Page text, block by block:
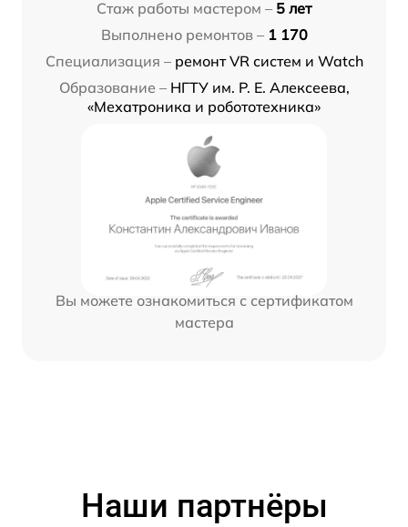
Стаж работы мастером – 5 лет
Выполнено ремонтов – 1 170
Специализация – ремонт VR систем и Watch
Образование – НГТУ им. Р. Е. Алексеева,
«Мехатроника и робототехника»
Вы можете ознакомиться с сертификатом
мастера
Наши партнёры